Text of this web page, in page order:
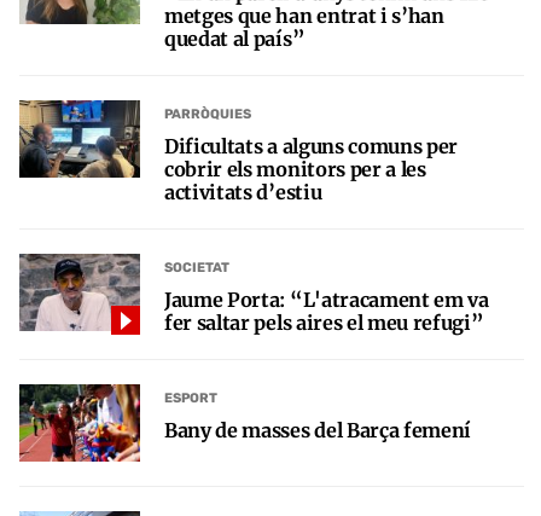
metges que han entrat i s’han
quedat al país”
PARRÒQUIES
Dificultats a alguns comuns per
cobrir els monitors per a les
activitats d’estiu
SOCIETAT
Jaume Porta: “L'atracament em va
fer saltar pels aires el meu refugi”
ESPORT
Bany de masses del Barça femení